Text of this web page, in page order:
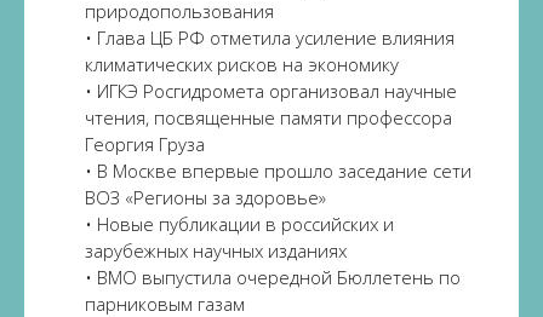
природопользования
• Глава ЦБ РФ отметила усиление влияния
климатических рисков на экономику
• ИГКЭ Росгидромета организовал научные
чтения, посвященные памяти профессора
Георгия Груза
• В Москве впервые прошло заседание сети
ВОЗ «Регионы за здоровье»
• Новые публикации в российских и
зарубежных научных изданиях
• ВМО выпустила очередной Бюллетень по
парниковым газам